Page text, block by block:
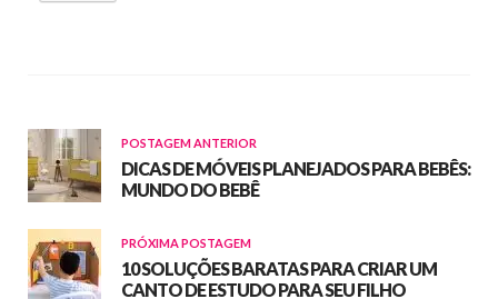
POSTAGEM ANTERIOR
DICAS DE MÓVEIS PLANEJADOS PARA BEBÊS:
MUNDO DO BEBÊ
PRÓXIMA POSTAGEM
10 SOLUÇÕES BARATAS PARA CRIAR UM
CANTO DE ESTUDO PARA SEU FILHO